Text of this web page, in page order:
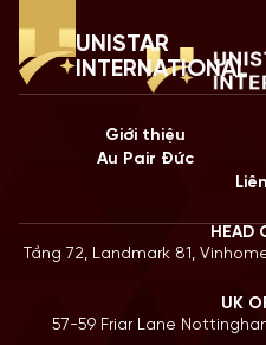
UNISTAR
INTERNATIONAL
Giới thiệu
Au Pair Đức
HEAD
Tầng 72, Landmark 81,
UK
57-59 Friar Lane